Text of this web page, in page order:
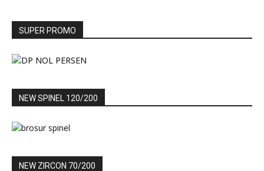
SUPER PROMO
NEW SPINEL 120/200
NEW ZIRCON 70/200